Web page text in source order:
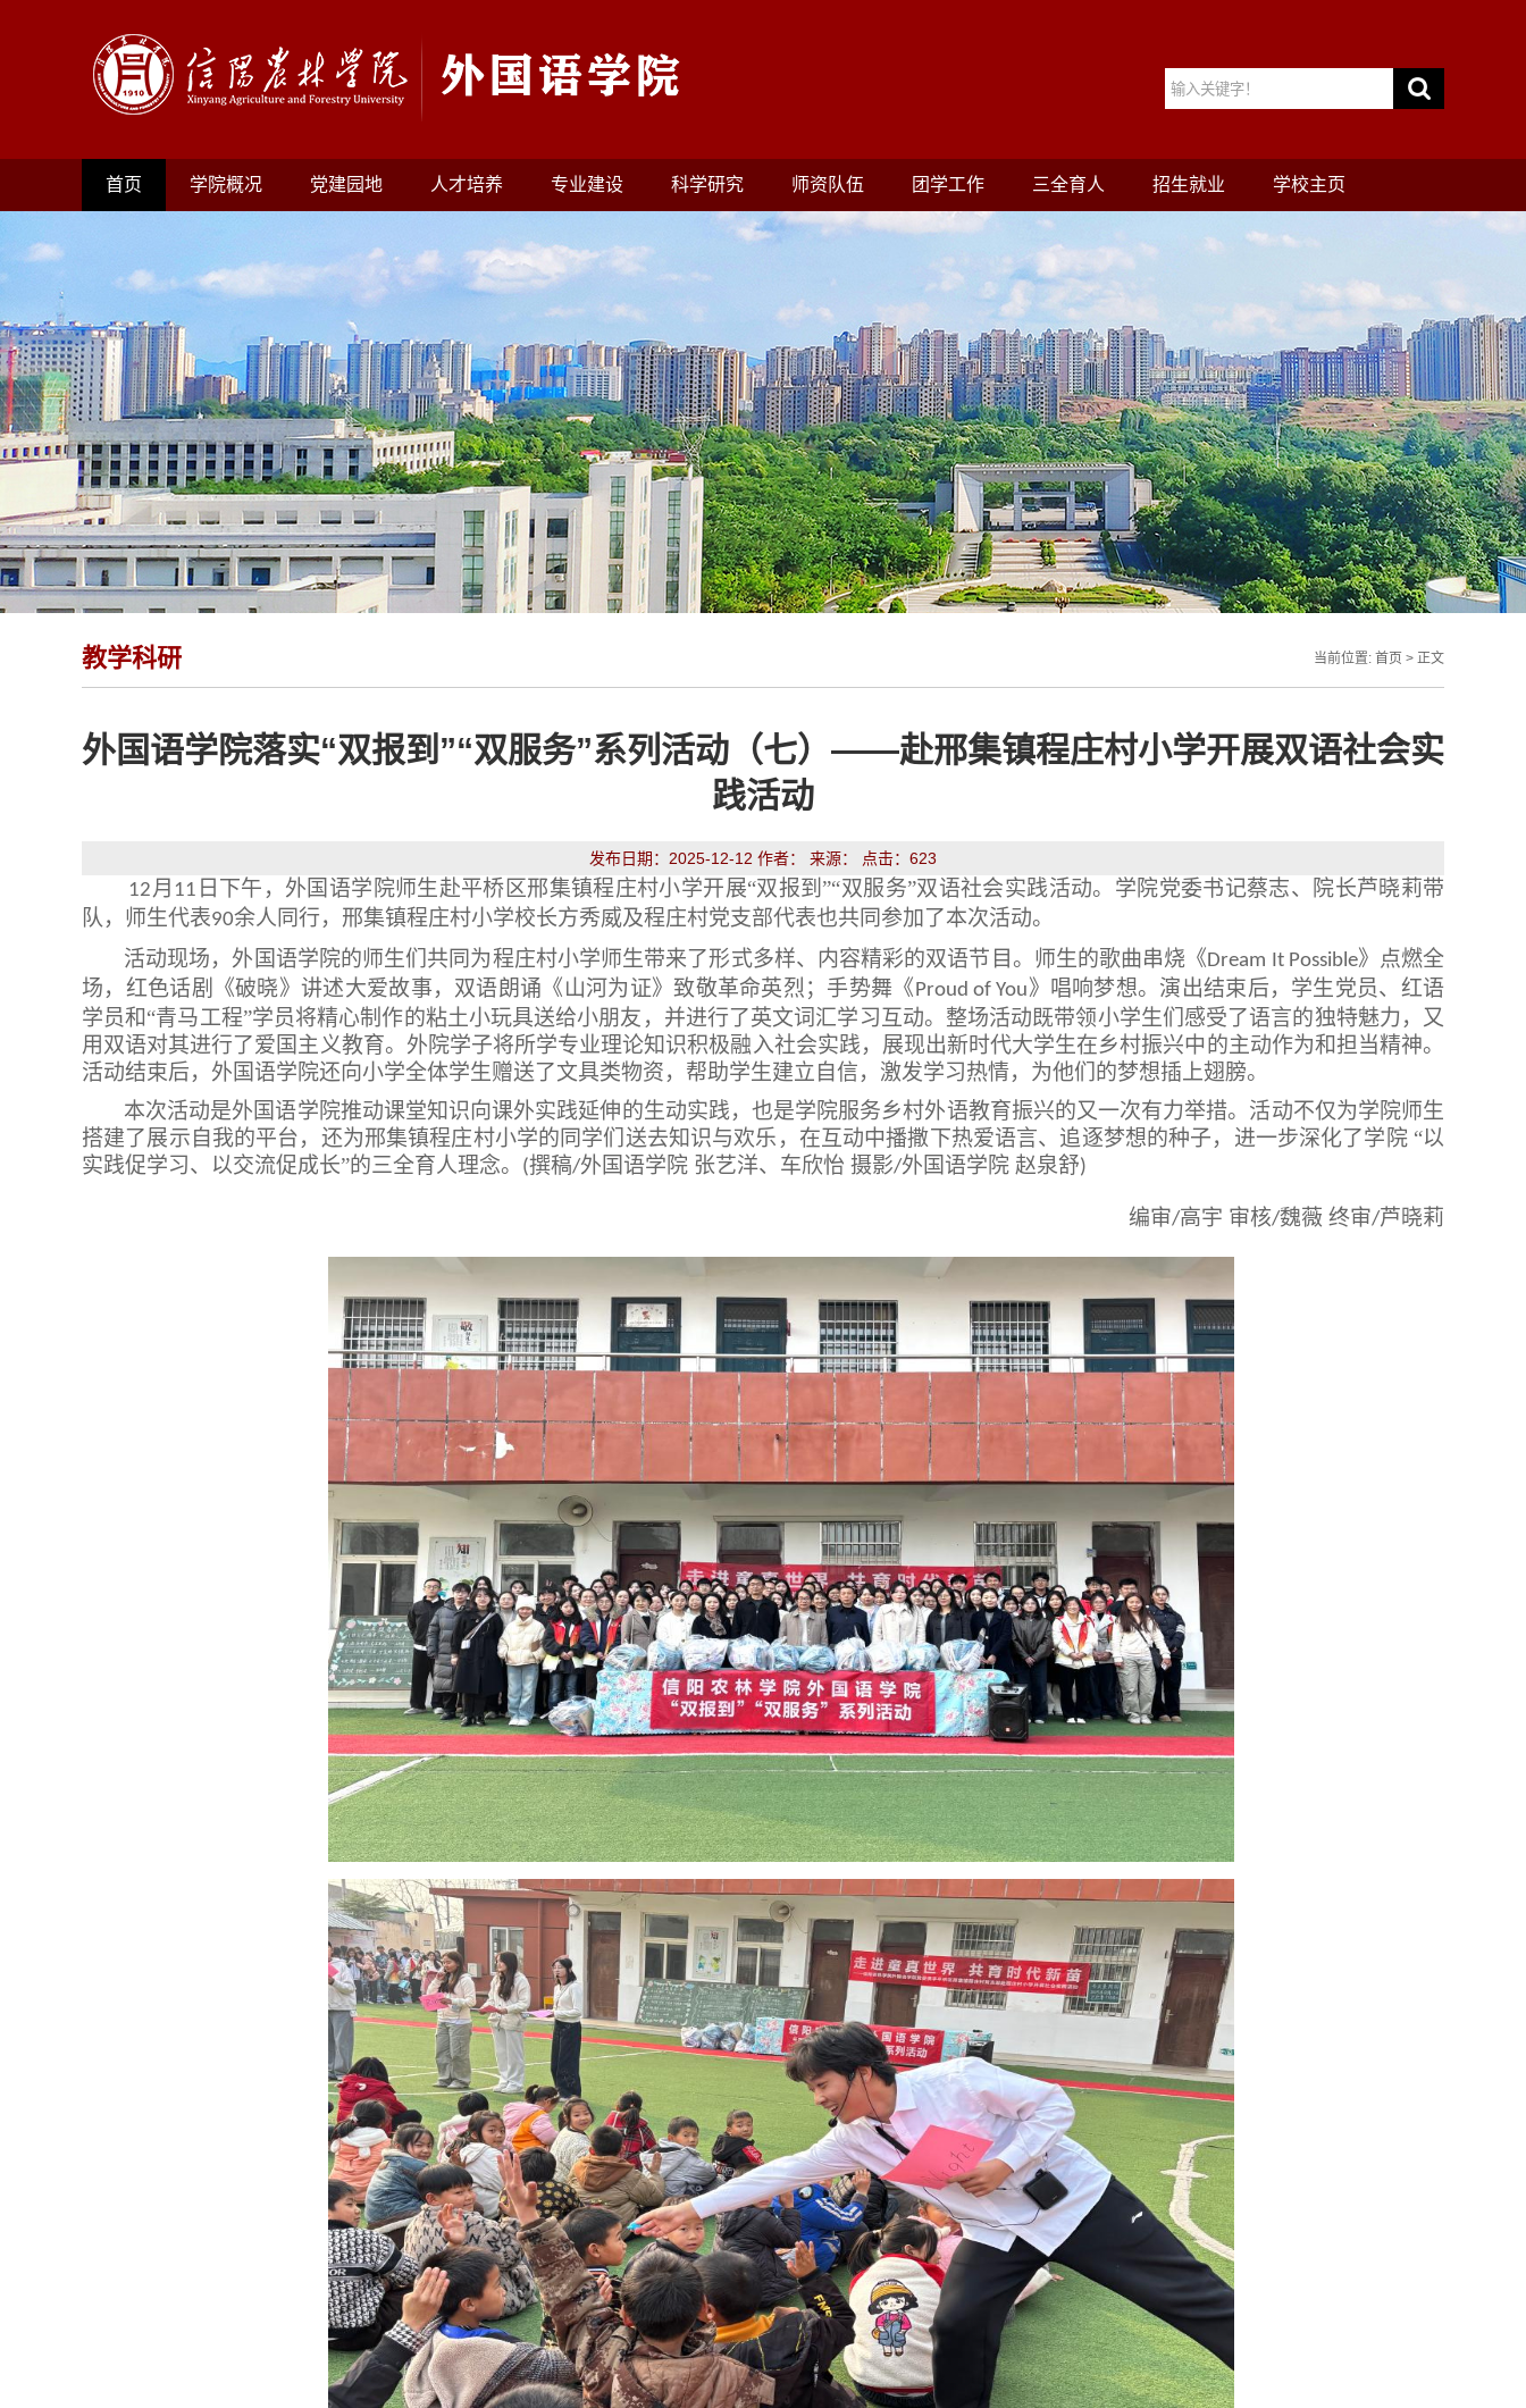
首页 学院概况 党建园地 人才培养 专业建设 科学研究 师资队伍 团学工作 三全育人 招生就业 学校主页
教学科研 当前位置: 首页 > 正文
外国语学院落实“双报到”“双服务”系列活动（七）——赴邢集镇程庄村小学开展双语社会实
践活动
发布日期：2025-12-12 作者： 来源： 点击： 623
12 月 11 日下午，外国语学院师生赴平桥区邢集镇程庄村小学开展“双报到”“双服务”双语社会实践活动。学院党委书记蔡志、院长芦晓莉带
队，师生代表90余人同行，邢集镇程庄村小学校长方秀威及程庄村党支部代表也共同参加了本次活动。
活动现场，外国语学院的师生们共同为程庄村小学师生带来了形式多样、内容精彩的双语节目。师生的歌曲串烧《Dream It Possible》点燃全
场，红色话剧《破晓》讲述大爱故事，双语朗诵《山河为证》致敬革命英烈；手势舞《Proud of You》唱响梦想。演出结束后，学生党员、红语
学员和“青马工程”学员将精心制作的粘土小玩具送给小朋友，并进行了英文词汇学习互动。整场活动既带领小学生们感受了语言的独特魅力，又
用双语对其进行了爱国主义教育。外院学子将所学专业理论知识积极融入社会实践，展现出新时代大学生在乡村振兴中的主动作为和担当精神。
活动结束后，外国语学院还向小学全体学生赠送了文具类物资，帮助学生建立自信，激发学习热情，为他们的梦想插上翅膀。
本次活动是外国语学院推动课堂知识向课外实践延伸的生动实践，也是学院服务乡村外语教育振兴的又一次有力举措。活动不仅为学院师生
搭建了展示自我的平台，还为邢集镇程庄村小学的同学们送去知识与欢乐，在互动中播撒下热爱语言、追逐梦想的种子，进一步深化了学院“以
实践促学习、以交流促成长”的三全育人理念。
(撰稿/外国语学院 张艺洋、车欣怡 摄影/外国语学院 赵泉舒)
编审/高宇 审核/魏薇 终审/芦晓莉